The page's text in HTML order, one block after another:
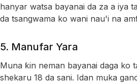
hanyar watsa bayanai da za a iya
da tsangwama ko wani nau'i na
5. Manufar Yara
Muna ƙin neman bayanai daga ko
shekaru 18 da sani. Idan muka